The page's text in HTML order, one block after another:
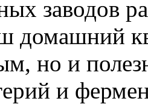
заводов
домашний
но и
и